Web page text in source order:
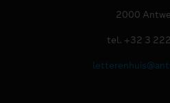
2000
tel. +32 3